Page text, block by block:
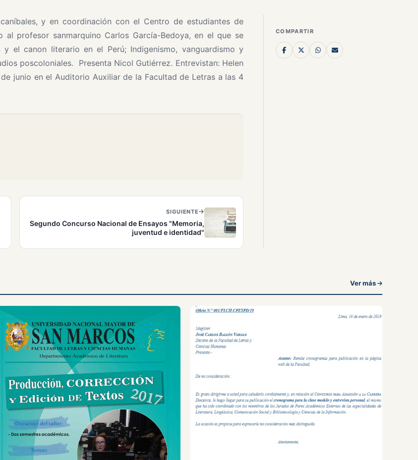
y en coordinación con el Centro de estudiantes de
profesor sanmarquino Carlos García-Bedoya, en el que se
el canon literario en el Perú; Indigenismo, vanguardismo y
poscoloniales. Presenta Nicol Gutiérrez. Entrevistan: Helen
junio en el Auditorio Auxiliar de la Facultad de Letras a las 4
SIGUIENTE
Segundo Concurso Nacional de Ensayos "Memoria,
juventud e identidad"
COMPARTIR
Ver más